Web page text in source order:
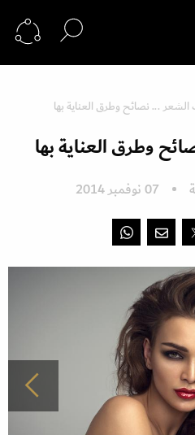
... نصائح وطرق العناية بها
وطرق العناية بها
07 نوفمبر 2014